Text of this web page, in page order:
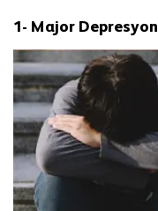
1- Major Depresyon